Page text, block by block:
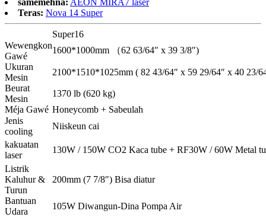
Teras: Nova 14 Super
Super16
Wewengkon
Gawé
1600*1000mm （62 63/64″ x 39 3/8″)
Ukuran
Mesin
2100*1510*1025mm ( 82 43/64″ x 59 29/64″ x 40 23/
Beurat
Mesin
1370 lb (620 kg)
Méja Gawé Honeycomb + Sabeulah
Jenis
cooling
Niiskeun cai
kakuatan
laser
130W / 150W CO2 Kaca tube + RF30W / 60W Metal
Listrik
Kaluhur &
Turun
200mm (7 7/8″) Bisa diatur
Bantuan
Udara
105W Diwangun-Dina Pompa Air